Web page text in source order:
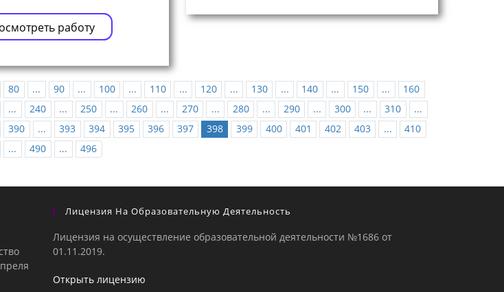
работу
80 ... 90 ... 100 ... 110 ... 120 ... 130 ... 140 ... 150 ...
160
... 240 ... 250 ... 260 ... 270 ... 280 ... 290 ... 300 ... 310
...
390 ... 393 394 395 396 397 398 399 400 401 402 403 ...
410
... 490 ... 496
Лицензия На Образовательную Деятельность
Лицензия на осуществление образовательной деятельности №1686 от
01.11.2019.
Открыть лицензию